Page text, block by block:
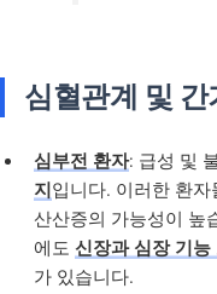
심혈관계 및
심부전 환자: 급성 및
지 입니다. 이러한 환
산산증의 가능성이 높
에도 신장과 심장 기능
가 있습니다.